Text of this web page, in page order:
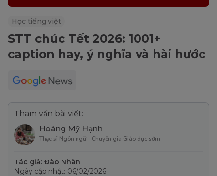
Học tiếng việt
STT chúc Tết 2026: 1001+
caption hay, ý nghĩa và hài hước
Tham vấn bài viết:
Hoàng Mỹ Hạnh
Thạc sĩ Ngôn ngữ - Chuyên gia Giáo dục sớm
Tác giả: Đào Nhàn
Ngày cập nhật: 06/02/2026